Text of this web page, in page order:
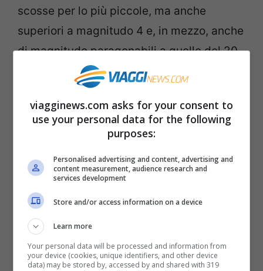
scosse per lo più piccole, ma anche
superiori a magnitudo 4 e, in mezzo, anche
di magnitudo paragonabili a quelle del 20
maggio e di stamattina”. Intorno alle 13
sono state registrate 3 scosse di
magnitudo superiore a 5 gradi.
finora i morti accertati a seguito dei crolli
degli edifici (4 vittime all’ azienda
biomedicale Haemotronic, di Medolla) e di
circa 100 i feriti. Oltre 6000 gli sfollati.
Chiuse diverse fabbriche, tra cui la Ferrari,
la Maserati e la Ducati.
viagginews.com asks for your consent to
use your personal data for the following
purposes:
Personalised advertising and content, advertising and
content measurement, audience research and
services development
Store and/or access information on a device
Learn more
Your personal data will be processed and information from
your device (cookies, unique identifiers, and other device
data) may be stored by, accessed by and shared with 319